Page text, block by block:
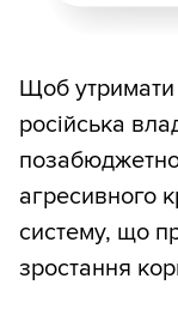
Щоб утримати
російська
агресивного
систему, що
зростання